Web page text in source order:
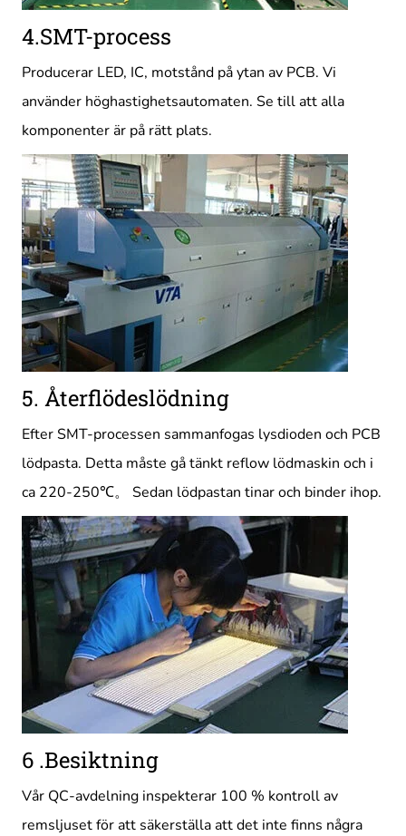
4.SMT-process
Producerar LED, IC, motstånd på ytan av PCB. Vi
använder höghastighetsautomaten. Se till att alla
komponenter är på rätt plats.
5. Återflödeslödning
Efter SMT-processen sammanfogas lysdioden och PCB
lödpasta. Detta måste gå tänkt reflow lödmaskin och i
ca 220-250℃。 Sedan lödpastan tinar och binder ihop.
6 .Besiktning
Vår QC-avdelning inspekterar 100 % kontroll av
remsljuset för att säkerställa att det inte finns några